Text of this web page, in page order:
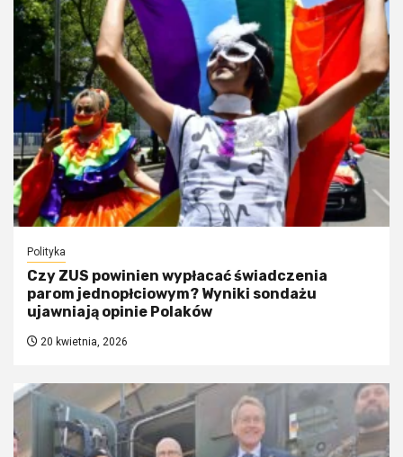
Polityka
Czy ZUS powinien wypłacać świadczenia
parom jednopłciowym? Wyniki sondażu
ujawniają opinie Polaków
20 kwietnia, 2026